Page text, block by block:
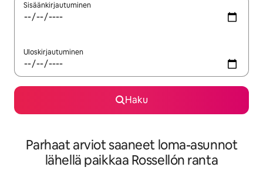
Sisäänkirjautuminen
Uloskirjautuminen
Haku
Parhaat arviot saaneet loma-asunnot
lähellä paikkaa Rossellón ranta